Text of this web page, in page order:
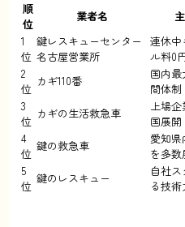
順
位
業者名
1
位
鍵レスキューセンター
名古屋営業所
連休中
ル料0
2
位
カギ110番
国内最
間体制
3
位
カギの生活救急車
上場
国展開
4
位
鍵の救急車
愛知
を多数
5
位
鍵のレスキュー
自社
る技術